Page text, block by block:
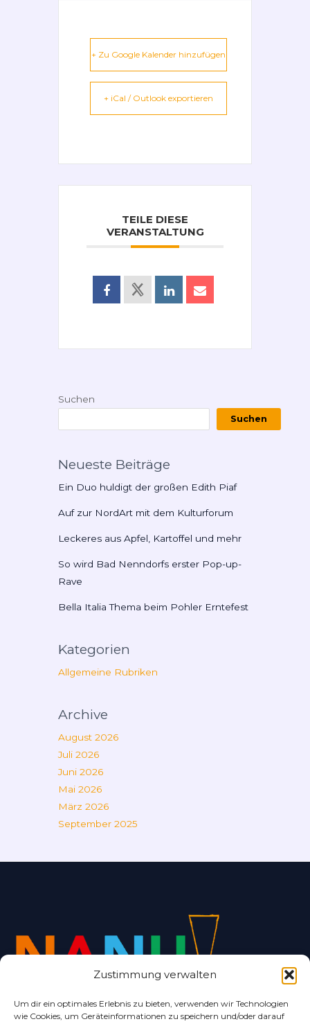
Zustimmung verwalten
Um dir ein optimales Erlebnis zu bieten, verwenden wir Technologien
wie Cookies, um Geräteinformationen zu speichern und/oder darauf
+ Zu Google Kalender hinzufügen
+ iCal / Outlook exportieren
TEILE DIESE
VERANSTALTUNG
Suchen
Suchen
Neueste Beiträge
Ein Duo huldigt der großen Edith Piaf
Auf zur NordArt mit dem Kulturforum
Leckeres aus Apfel, Kartoffel und mehr
So wird Bad Nenndorfs erster Pop-up-
Rave
Bella Italia Thema beim Pohler Erntefest
Kategorien
Allgemeine Rubriken
Archive
August 2026
Juli 2026
Juni 2026
Mai 2026
März 2026
September 2025
Alles rund um Bad Nenndorf und Umgebung.